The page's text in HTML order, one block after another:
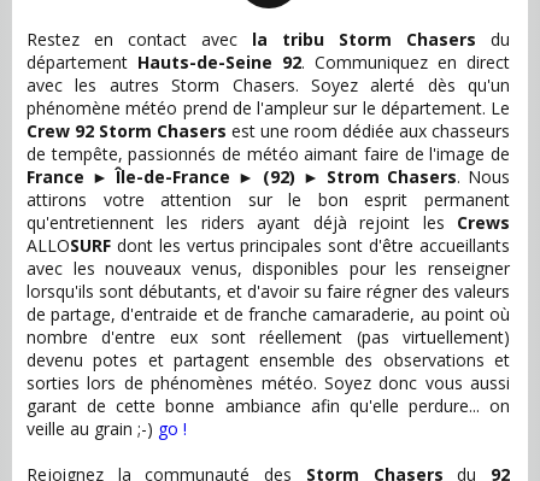
Restez en contact avec la tribu Storm Chasers du
département Hauts-de-Seine 92. Communiquez en direct
avec les autres Storm Chasers. Soyez alerté dès qu'un
phénomène météo prend de l'ampleur sur le département. Le
Crew 92 Storm Chasers est une room dédiée aux chasseurs
de tempête, passionnés de météo aimant faire de l'image de
France ►Île-de-France ► (92) ► Strom Chasers. Nous
attirons votre attention sur le bon esprit permanent
qu'entretiennent les riders ayant déjà rejoint les Crews
ALLOSURF dont les vertus principales sont d'être accueillants
avec les nouveaux venus, disponibles pour les renseigner
lorsqu'ils sont débutants, et d'avoir su faire régner des valeurs
de partage, d'entraide et de franche camaraderie, au point où
nombre d'entre eux sont réellement (pas virtuellement)
devenu potes et partagent ensemble des observations et
sorties lors de phénomènes météo. Soyez donc vous aussi
garant de cette bonne ambiance afin qu'elle perdure... on
veille au grain ;-) go !
Rejoignez la communauté des Storm Chasers du 92